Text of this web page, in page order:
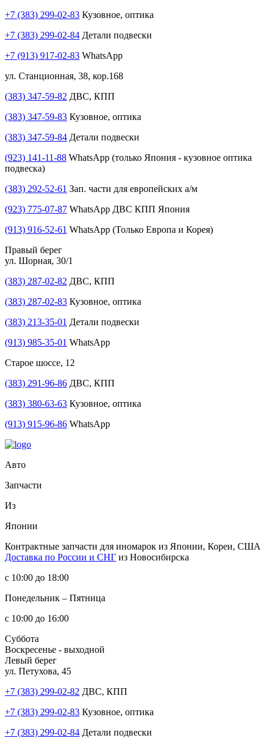
+7 (383) 299-02-83 Кузовное, оптика
+7 (383) 299-02-84 Детали подвески
+7 (913) 917-02-83 WhatsApp
ул. Станционная, 38, кор.168
(383) 347-59-82 ДВС, КПП
(383) 347-59-83 Кузовное, оптика
(383) 347-59-84 Детали подвески
(923) 141-11-88 WhatsApp (только Япония - кузовное оптика
подвеска)
(383) 292-52-61 Зап. части для европейских а/м
(923) 775-07-87 WhatsApp ДВС КПП Япония
(913) 916-52-61 WhatsApp (Только Европа и Корея)
Правый берег
ул. Шорная, 30/1
(383) 287-02-82 ДВС, КПП
(383) 287-02-83 Кузовное, оптика
(383) 213-35-01 Детали подвески
(913) 985-35-01 WhatsApp
Старое шоссе, 12
(383) 291-96-86 ДВС, КПП
(383) 380-63-63 Кузовное, оптика
(913) 915-96-86 WhatsApp
Авто
Запчасти
Из
Японии
Контрактные запчасти для иномарок из Японии, Кореи, США
Доставка по России и СНГ из Новосибирска
с 10:00 до 18:00
Понедельник – Пятница
с 10:00 до 16:00
Суббота
Воскресенье - выходной
Левый берег
ул. Петухова, 45
+7 (383) 299-02-82 ДВС, КПП
+7 (383) 299-02-83 Кузовное, оптика
+7 (383) 299-02-84 Детали подвески